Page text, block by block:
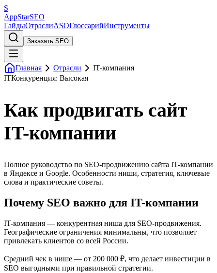
S
AppStarSEO
ГайдыОтраслиASOГлоссарийИнструменты
Заказать SEO
Главная Отрасли
IT-компания
ITКонкуренция: Высокая
Как продвигать сайт
IT-компании
Полное руководство по SEO-продвижению сайта IT-компании
в Яндексе и Google. Особенности ниши, стратегия, ключевые
слова и практические советы.
Почему SEO важно для IT-компании
IT-компания — конкурентная ниша для SEO-продвижения.
Географические ограничения минимальны, что позволяет
привлекать клиентов со всей России.
Средний чек в нише — от 200 000 ₽, что делает инвестиции в
SEO выгодными при правильной стратегии.